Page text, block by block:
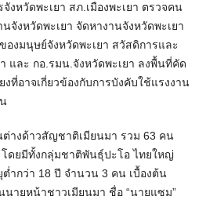
งหวัดพะเยา สภ.เมืองพะเยา ตรวจคน
นจังหวัดพะเยา จัดหางานจังหวัดพะเยา
งมนุษย์จังหวัดพะเยา สวัสดิการและ
และ กอ.รมน.จังหวัดพะเยา ลงพื้นที่คัด
งที่อาจเกี่ยวข้องกับการบังคับใช้แรงงาน
ต่างด้าวสัญชาติเมียนมา รวม 63 คน
ดยมีทั้งกลุ่มชาติพันธุ์ปะโอ ไทยใหญ่
ต่ำกว่า 18 ปี จำนวน 3 คน เบื้องต้น
นายหน้าชาวเมียนมา ชื่อ “นายแซม”